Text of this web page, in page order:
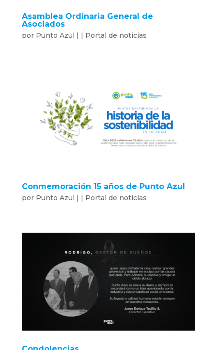
Asamblea Ordinaria General de
Asociados
por Punto Azul Portal de noticias
Conmemoración 15 años de Punto Azul
por Punto Azul | | Portal de noticias